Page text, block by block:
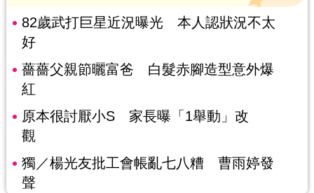
82歲武打巨星近況曝光 本人認狀況不太
好
薔薔父親節曬富爸 白髮赤腳造型意外爆
紅
原本很討厭小S 家長曝「1舉動」改
觀
獨／楊光友批工會帳亂七八糟 曹雨婷發
聲